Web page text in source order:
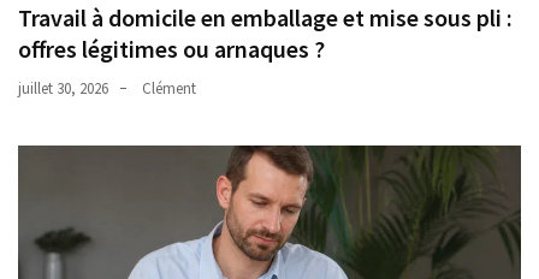
Travail à domicile en emballage et mise sous pli :
offres légitimes ou arnaques ?
juillet 30, 2026 Clément